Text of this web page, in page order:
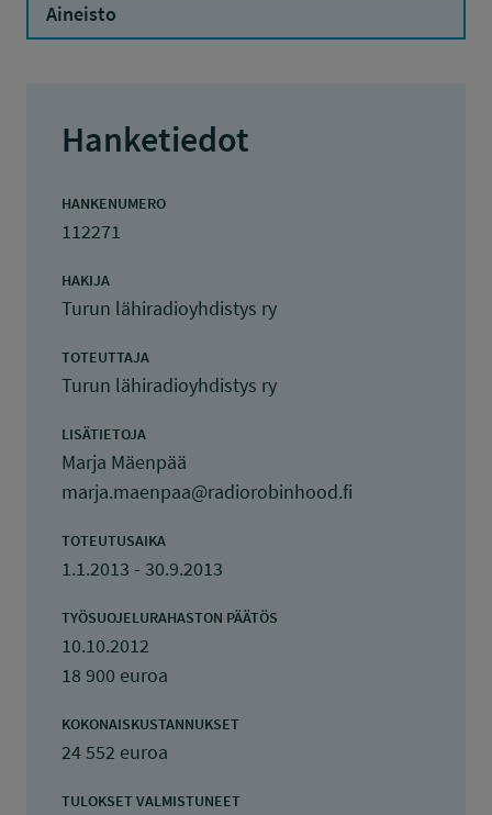
Aineisto
Hanketiedot
HANKENUMERO
112271
HAKIJA
Turun lähiradioyhdistys ry
TOTEUTTAJA
Turun lähiradioyhdistys ry
LISÄTIETOJA
Marja Mäenpää
marja.maenpaa@radiorobinhood.fi
TOTEUTUSAIKA
1.1.2013 - 30.9.2013
TYÖSUOJELURAHASTON PÄÄTÖS
10.10.2012
18 900 euroa
KOKONAISKUSTANNUKSET
24 552 euroa
TULOKSET VALMISTUNEET